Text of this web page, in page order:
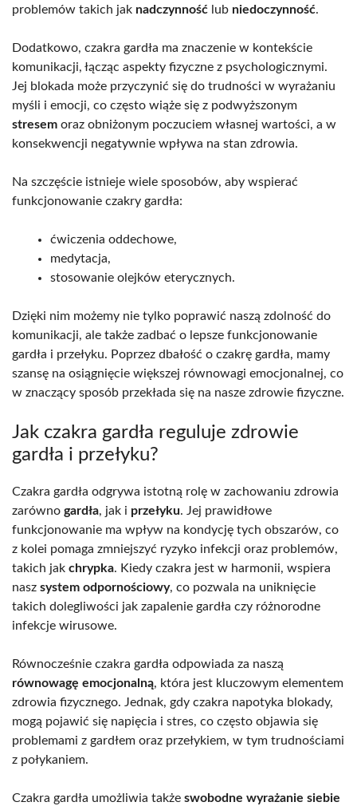
problemów takich jak nadczynność lub niedoczynność.
Dodatkowo, czakra gardła ma znaczenie w kontekście
komunikacji, łącząc aspekty fizyczne z psychologicznymi.
Jej blokada może przyczynić się do trudności w wyrażaniu
myśli i emocji, co często wiąże się z podwyższonym
stresem oraz obniżonym poczuciem własnej wartości, a w
konsekwencji negatywnie wpływa na stan zdrowia.
Na szczęście istnieje wiele sposobów, aby wspierać
funkcjonowanie czakry gardła:
ćwiczenia oddechowe,
medytacja,
stosowanie olejków eterycznych.
Dzięki nim możemy nie tylko poprawić naszą zdolność do
komunikacji, ale także zadbać o lepsze funkcjonowanie
gardła i przełyku. Poprzez dbałość o czakrę gardła, mamy
szansę na osiągnięcie większej równowagi emocjonalnej, co
w znaczący sposób przekłada się na nasze zdrowie fizyczne.
Jak czakra gardła reguluje zdrowie
gardła i przełyku?
Czakra gardła odgrywa istotną rolę w zachowaniu zdrowia
zarówno gardła, jak i przełyku. Jej prawidłowe
funkcjonowanie ma wpływ na kondycję tych obszarów, co
z kolei pomaga zmniejszyć ryzyko infekcji oraz problemów,
takich jak chrypka. Kiedy czakra jest w harmonii, wspiera
nasz system odpornościowy, co pozwala na uniknięcie
takich dolegliwości jak zapalenie gardła czy różnorodne
infekcje wirusowe.
Równocześnie czakra gardła odpowiada za naszą
równowagę emocjonalną, która jest kluczowym elementem
zdrowia fizycznego. Jednak, gdy czakra napotyka blokady,
mogą pojawić się napięcia i stres, co często objawia się
problemami z gardłem oraz przełykiem, w tym trudnościami
z połykaniem.
Czakra gardła umożliwia także swobodne wyrażanie siebie